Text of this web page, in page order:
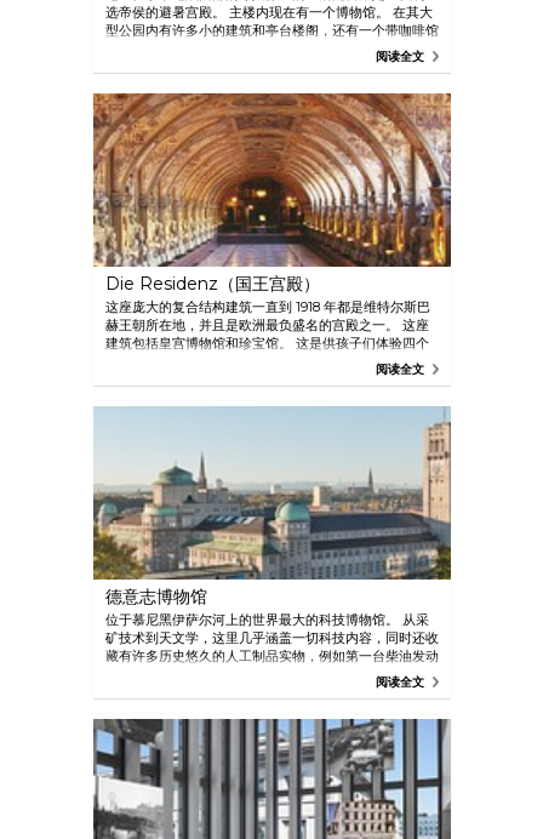
选帝侯的避暑宫殿。 主楼内现在有一个博物馆。 在其大
型公园内有许多小的建筑和亭台楼阁，还有一个带咖啡馆
的异域温室。 “童话国王”路德维希二世出生在宁芬堡宫，
其修建的最著名城堡新天鹅堡位于美丽的阿尔卑斯山麓，
阅读全文
Die Residenz（国王宫殿）
这座庞大的复合结构建筑一直到 1918 年都是维特尔斯巴
赫王朝所在地，并且是欧洲最负盛名的宫殿之一。 这座
建筑包括皇宫博物馆和珍宝馆。 这是供孩子们体验四个
世纪的皇家文化的理想之所。 千万不要错过国王宫殿附
近的 Odeonsplatz（音乐厅广场）上的 Hofgarten 公
阅读全文
德意志博物馆
位于慕尼黑伊萨尔河上的世界最大的科技博物馆。 从采
矿技术到天文学，这里几乎涵盖一切科技内容，同时还收
藏有许多历史悠久的人工制品实物，例如第一台柴油发动
机。 这是可供孩子们参观的大型试验车间。 有两座附属
建筑： 一个在慕尼黑北部的 Schleissheim，专门展出飞
具。 主馆最新加入了 ZNT，这是展示以纳米和生物技术
为特色的新技术的中心。
阅读全文